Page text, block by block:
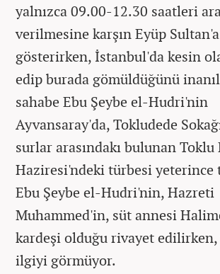
yalnızca 09.00-12.30 saatleri
verilmesine karşın Eyüp
gösterirken, İstanbul'da kesin
edip burada gömüldüğünü
sahabe Ebu Şeybe el-Hudri'nin
Ayvansaray'da, Tokludede
surlar arasındakı bulunan Toklu
Haziresi'ndeki türbesi yeterince
Ebu Şeybe el-Hudri'nin, Hazreti
Muhammed'in, süt annesi
kardeşi olduğu rivayet
ilgiyi görmüyor.